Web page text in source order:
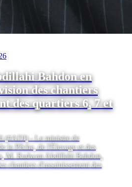
Bahdon en
des chantiers
des quartiers 6, 7 et
(#ADI) - Le ministre de
la Pêche, de l'Élevage et des
M. Radwan Abdillahi Bahdon,
chantiers d'assainissement des